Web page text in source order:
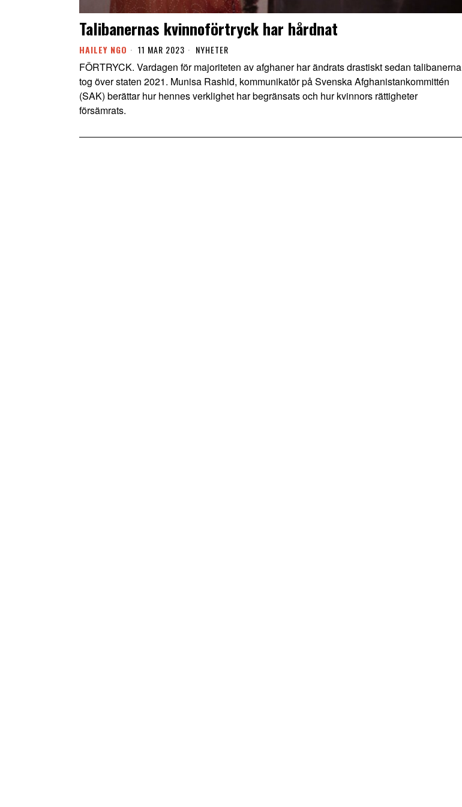
Talibanernas kvinnoförtryck har hårdnat
HAILEY NGO 11 MAR 2023 NYHETER
FÖRTRYCK. Vardagen för majoriteten av afghaner har ändrats drastiskt sedan talibanerna
tog över staten 2021. Munisa Rashid, kommunikatör på Svenska Afghanistankommittén
(SAK) berättar hur hennes verklighet har begränsats och hur kvinnors rättigheter
försämrats.